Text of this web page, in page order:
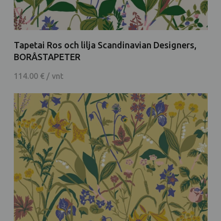
Tapetai Ros och lilja Scandinavian Designers,
BORÅSTAPETER
114.00 € / vnt